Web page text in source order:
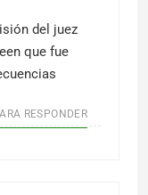
del juez
que fue
RESPONDER